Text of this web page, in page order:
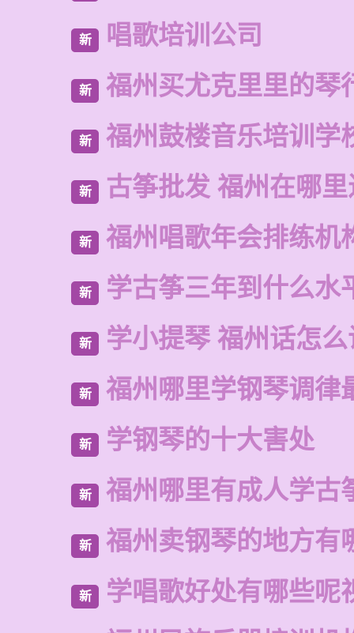
新 唱歌培训公司
新 福州买尤克里里的琴
新 福州鼓楼音乐培训学
新 古筝批发 福州在哪
新 福州唱歌年会排练机
新 学古筝三年到什么水
新 学小提琴 福州话怎
新 福州哪里学钢琴调律
新 学钢琴的十大害处
新 福州哪里有成人学古
新 福州卖钢琴的地方有
新
学唱歌好处有哪些呢